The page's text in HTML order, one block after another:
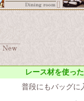
レース材を使っ
普段にもバッグに